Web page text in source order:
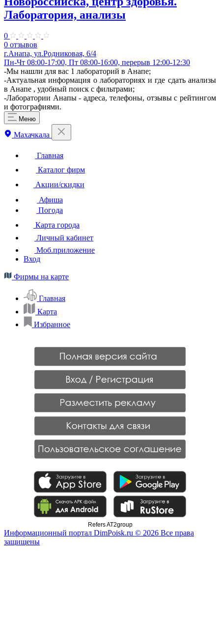
Лаборатория, анализы
0
0 отзывов
г.Анапа, ул.Родниковая, 6/4
Пн-Чт 08:00-17:00, Пт 08:00-16:00, перерыв 12:00-12:30
-Мы нашли для вас 1 лабораторий в Анапе;
-Актуальная информация о лабораториях и где сдать анализы
в Анапе , удобный поиск с фильтрами;
-Лаборатории Анапы - адреса, телефоны, отзывы с рейтингом
и фотографиями.
Меню
Махачкала
Главная
Каталог фирм
Акции/скидки
Афиша
Погода
Карта города
Личный кабинет
Моб.приложение
Вход
Фирмы на карте
Главная
Карта
Избранное
Refers AT2group
Информационный портал DimPoisk.ru © 2026 Все права
защищены